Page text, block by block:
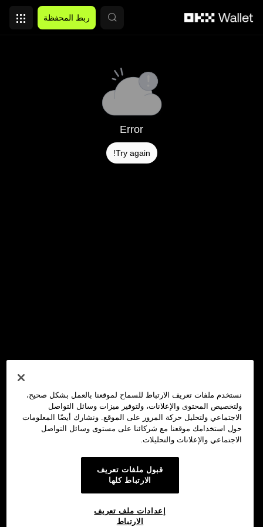
ربط المحفظة
Error
Try again!
نستخدم ملفات تعريف الارتباط للسماح لموقعنا بالعمل بشكل صحيح،
ولتخصيص المحتوى والإعلانات، ولتوفير ميزات وسائل التواصل
الاجتماعي ولتحليل حركة المرور على الموقع. ونشارك أيضًا المعلومات
حول استخدامك موقعنا مع شركائنا على مستوى وسائل التواصل
الاجتماعي والإعلانات والتحليلات.
قبول ملفات تعريف
الارتباط كلها
إعدادات ملف تعريف
الارتباط